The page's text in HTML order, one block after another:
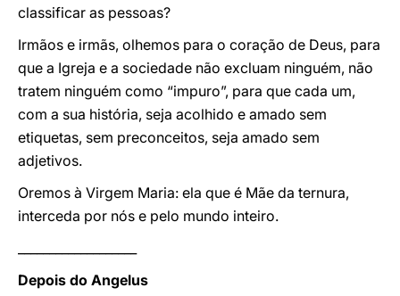
classificar as pessoas?
Irmãos e irmãs, olhemos para o coração de Deus, para
que a Igreja e a sociedade não excluam ninguém, não
tratem ninguém como “impuro”, para que cada um,
com a sua história, seja acolhido e amado sem
etiquetas, sem preconceitos, seja amado sem
adjetivos.
Oremos à Virgem Maria: ela que é Mãe da ternura,
interceda por nós e pelo mundo inteiro.
Depois do Angelus